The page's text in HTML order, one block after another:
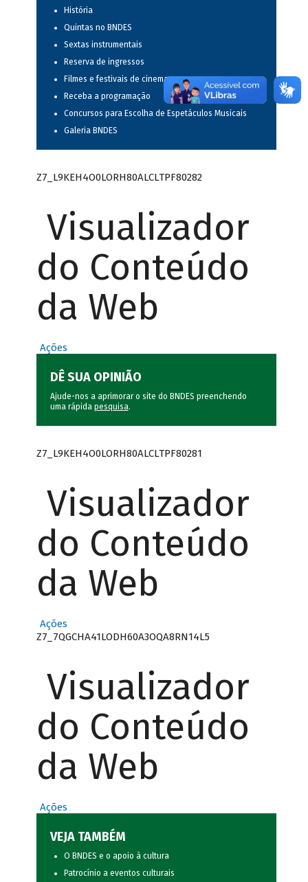
História
Quintas no BNDES
Sextas instrumentais
Reserva de ingressos
Filmes e festivais de cinema
Receba a programação
Concursos para Escolha de Espetáculos Musicais
Galeria BNDES
Z7_L9KEH4O0LORH80ALCLTPF80282
Visualizador
do Conteúdo
da Web
Ações
DÊ SUA OPINIÃO
Ajude-nos a aprimorar o site do BNDES preenchendo
uma rápida pesquisa.
Z7_L9KEH4O0LORH80ALCLTPF80281
Visualizador
do Conteúdo
da Web
Ações
Z7_7QGCHA41LODH60A3OQA8RN14L5
Visualizador
do Conteúdo
da Web
Ações
VEJA TAMBÉM
O BNDES e o apoio à cultura
Patrocínio a eventos culturais